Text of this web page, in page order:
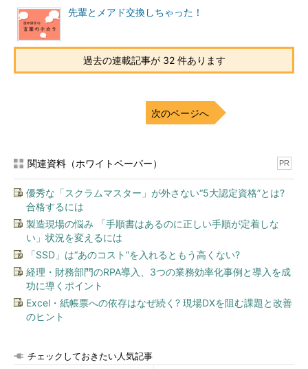
批判ばかりする人は要りません！（画像はイメージです）
先輩とメアド交換しちゃった！
過去の連載記事が 32 件あります
次のページへ
関連資料（ホワイトペーパー） PR
優秀な「スクラムマスター」が外さない“5大認定資格”とは?
合格するには
製造現場の悩み 「手順書はあるのに正しい手順が定着しな
い」状況を変えるには
「SSD」は“あのコスト”を入れるともう高くない?
経理・財務部門のRPA導入、3つの業務効率化事例と導入を成
功に導くポイント
Excel・紙帳票への依存はなぜ続く? 現場DXを阻む課題と改善
のヒント
チェックしておきたい人気記事